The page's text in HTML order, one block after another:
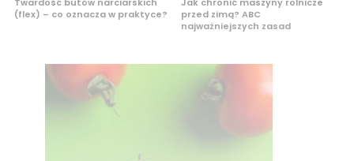
(flex) – co oznacza w praktyce?
przed zimą? ABC
najważniejszych zasad